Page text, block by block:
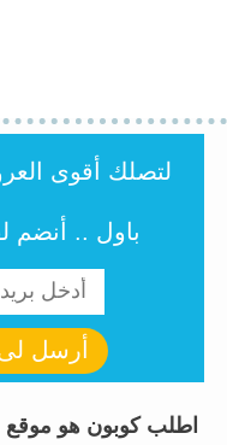
لتصلك أقوى
باول .. أنضم
أرسل
اطلب كوبون هو